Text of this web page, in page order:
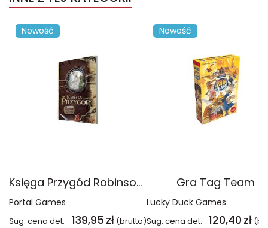
Nowość
Księga Przygód Robinson Crusoe
Portal Games
Sug. cena det. 139,95 zł (brutto)
Nowość
Gra Tag Team
Lucky Duck Games
Sug. cena det. 120,40 zł